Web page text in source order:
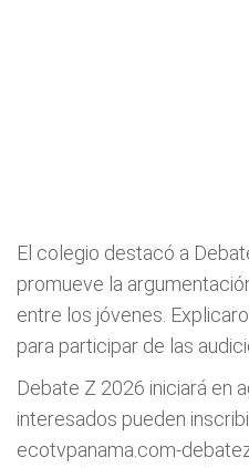
El colegio destacó a
promueve la
entre los jóvenes.
para participar de las
Debate Z 2026 iniciará en
interesados pueden
ecotvpanama.com-